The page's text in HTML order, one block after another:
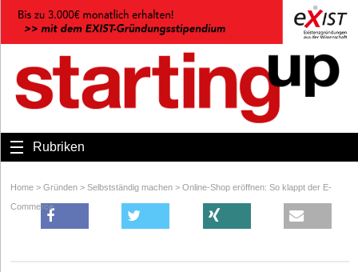
Rubriken
Home > Gründen > Selbstständig machen > Online-Shop eröffnen: So klappt der E-
Commerce